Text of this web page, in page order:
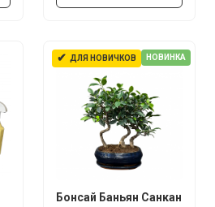
✔ ДЛЯ НОВИЧКОВ НОВИНКА
Бонсай Баньян Санкан